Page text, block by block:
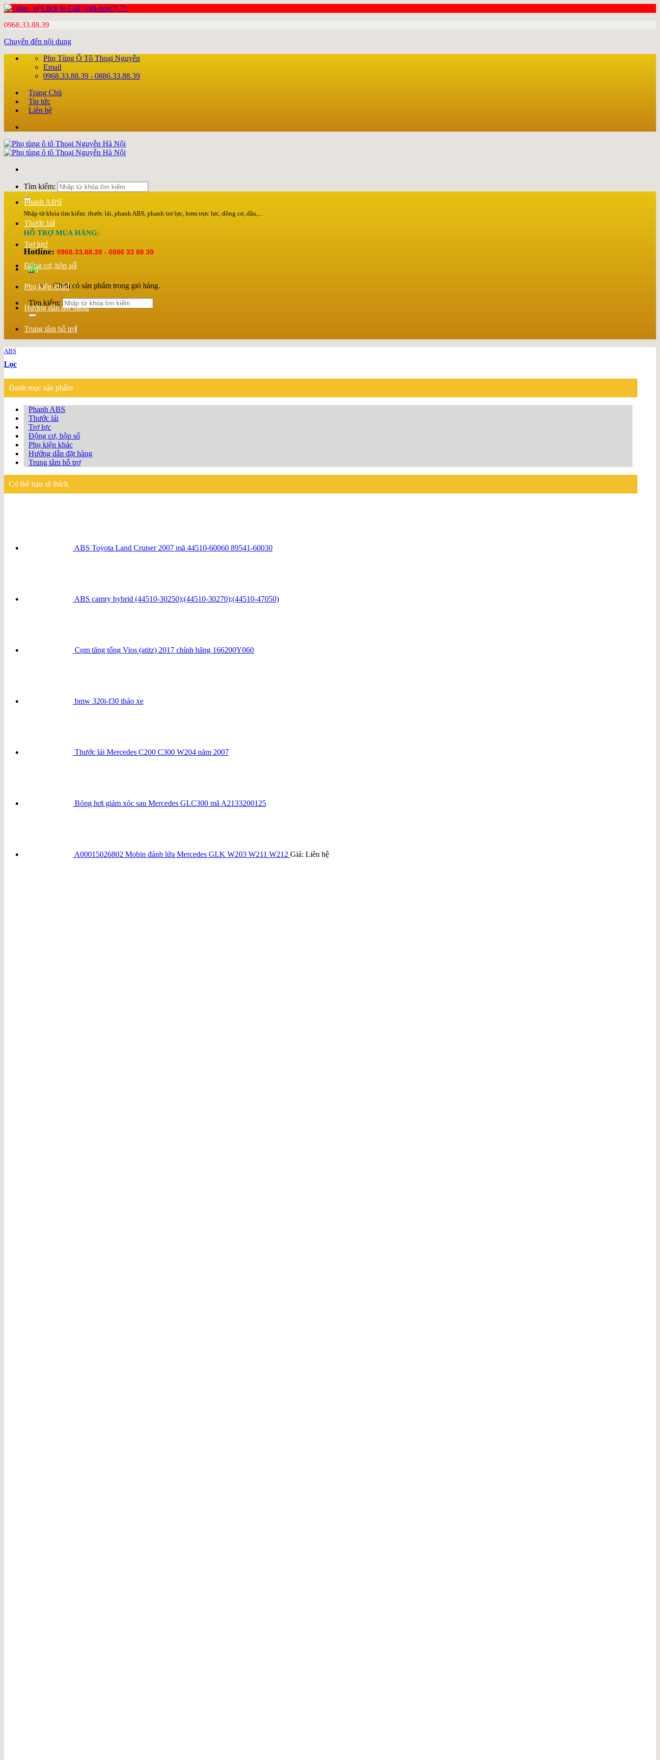
0968.33.88.39
Chuyển đến nội dung
Phụ Tùng Ô Tô Thoại Nguyễn
Email
0968.33.88.39 - 0886.33.88.39
Trang Chủ
Tin tức
Liên hệ
Tìm kiếm:
Nhập từ khóa tìm kiếm: thước lái, phanh ABS, phanh trợ lực, bơm trực lực, động cơ, dầu,...
HỖ TRỢ MUA HÀNG:
Hotline: 0968.33.88.39 - 0886 33 88 39
0₫
Chưa có sản phẩm trong giỏ hàng.
Tìm kiếm:
Phanh ABS
Thước lái
Trợ lực
Động cơ, hộp số
Phụ kiện khác
Hướng dẫn đặt hàng
Trung tâm hỗ trợ
ABS
Lọc
Danh mục sản phẩm
Phanh ABS
Thước lái
Trợ lực
Động cơ, hộp số
Phụ kiện khác
Hướng dẫn đặt hàng
Trung tâm hỗ trợ
Có thể bạn sẽ thích
ABS Toyota Land Cruiser 2007 mã 44510-60060 89541-60030
ABS camry hybrid (44510-30250);(44510-30270);(44510-47050)
Cụm tăng tổng Vios (atitz) 2017 chính hãng 166200Y060
bmw 320i-f30 tháo xe
Thước lái Mercedes C200 C300 W204 năm 2007
Bóng hơi giảm xóc sau Mercedes GLC300 mã A2133200125
A00015026802 Mobin đánh lửa Mercedes GLK W203 W211 W212 Giá: Liên hệ